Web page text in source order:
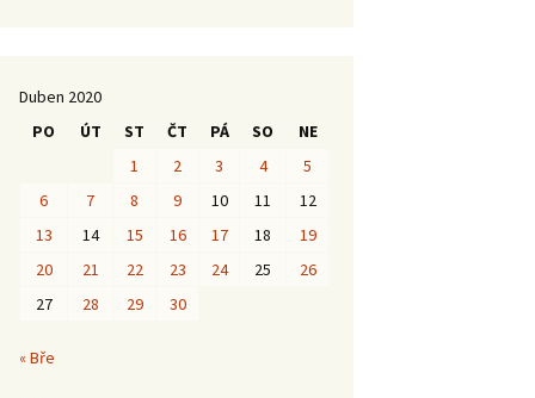
Duben 2020
PO
ÚT ST ČT PÁ SO
NE
1
2 3 4
5
6
7 8 9 10 11
12
13
14 15 16 17 18
19
20
21 22 23 24 25
26
27
28 29 30
« Bře